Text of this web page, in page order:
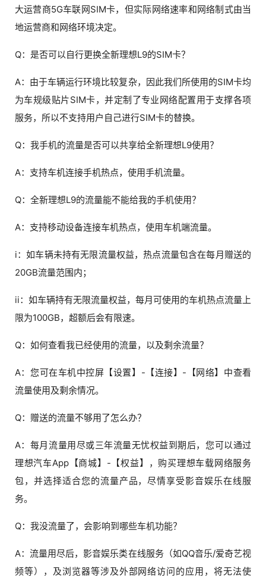
大运营商5G车联网SIM卡，但实际网络速率和网络制式由当
地运营商和网络环境决定。
Q：是否可以自行更换全新理想L9的SIM卡？
A：由于车辆运行环境比较复杂，因此我们所使用的SIM卡均
为车规级贴片SIM卡，并定制了专业网络配置用于支撑各项
服务，所以不支持用户自己进行SIM卡的替换。
Q：我手机的流量是否可以共享给全新理想L9使用？
A：支持车机连接手机热点，使用手机流量。
Q：全新理想L9的流量能不能给我的手机使用？
A：支持移动设备连接车机热点，使用车机端流量。
i：如车辆未持有无限流量权益，热点流量包含在每月赠送的
20GB流量范围内；
ii：如车辆持有无限流量权益，每月可使用的车机热点流量上
限为100GB，超额后会有限速。
Q：如何查看我已经使用的流量，以及剩余流量？
A：您可在车机中控屏【设置】-【连接】-【网络】中查看
流量使用及剩余情况。
Q：赠送的流量不够用了怎么办？
A：每月流量用尽或三年流量无忧权益到期后，您可以通过
理想汽车App【商城】-【权益】，购买理想车载网络服务
包，并选择适合您的流量产品，尽情享受影音娱乐在线服
务。
Q：我没流量了，会影响到哪些车机功能？
A：流量用尽后，影音娱乐类在线服务（如QQ音乐/爱奇艺视
频等），及浏览器等涉及外部网络访问的应用，将无法使